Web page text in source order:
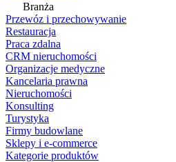
Branża
Przewóz i przechowywanie
Restauracja
Praca zdalna
CRM nieruchomości
Organizacje medyczne
Kancelaria prawna
Nieruchomości
Konsulting
Turystyka
Firmy budowlane
Sklepy i e-commerce
Kategorie produktów